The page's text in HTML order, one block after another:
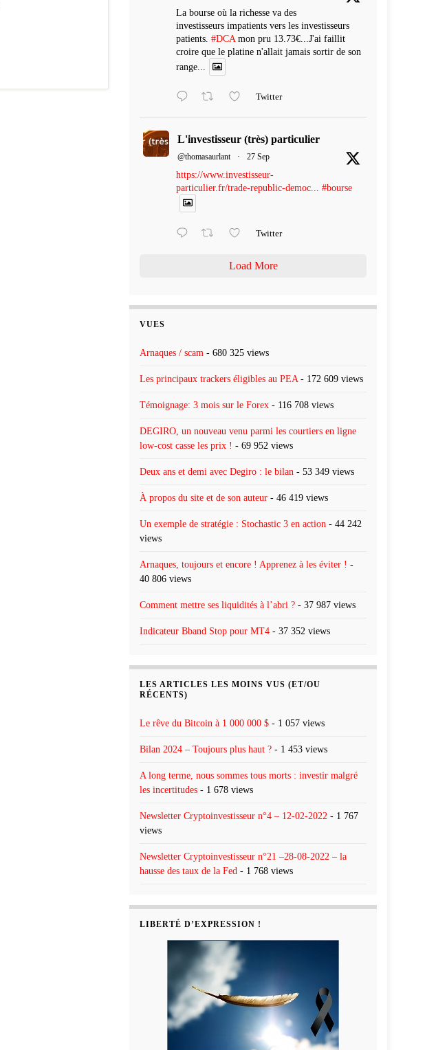
La bourse où la richesse va des
investisseurs impatients vers les investisseurs
patients. #DCAmon pru 13.73€...J'ai faillit
croire que le platine n'allait jamais sortir de son
range...
Twitter
L'investisseur (très) particulier
@thomasaurlant · 27 Sep
https://www.investisseur-
particulier.fr/trade-republic-democ... #bourse
Twitter
Load More
VUES
Arnaques / scam - 680 325 views
Les principaux trackers éligibles au PEA - 172 609 views
Témoignage: 3 mois sur le Forex - 116 708 views
DEGIRO, un nouveau venu parmi les courtiers en ligne
low-cost casse les prix ! - 69 952 views
Deux ans et demi avec Degiro : le bilan - 53 349 views
À propos du site et de son auteur - 46 419 views
Un exemple de stratégie : Stochastic 3 en action - 44 242
views
Arnaques, toujours et encore ! Apprenez à les éviter ! -
40 806 views
Comment mettre ses liquidités à l’abri ? - 37 987 views
Indicateur Bband Stop pour MT4 - 37 352 views
LES ARTICLES LES MOINS VUS (ET/OU
RÉCENTS)
Le rêve du Bitcoin à 1 000 000 $ - 1 057 views
Bilan 2024 – Toujours plus haut ? - 1 453 views
A long terme, nous sommes tous morts : investir malgré
les incertitudes - 1 678 views
Newsletter Cryptoinvestisseur n°4 – 12-02-2022 - 1 767
views
Newsletter Cryptoinvestisseur n°21 –28-08-2022 – la
hausse des taux de la Fed - 1 768 views
LIBERTÉ D’EXPRESSION !